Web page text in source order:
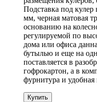
Подставка под
мм, черная матовая
основанию на
регулируемой по
дома или офиса
бутылью и еще на
поставляется в
гофрокартон, а в
фурнитура и удобная
Купить